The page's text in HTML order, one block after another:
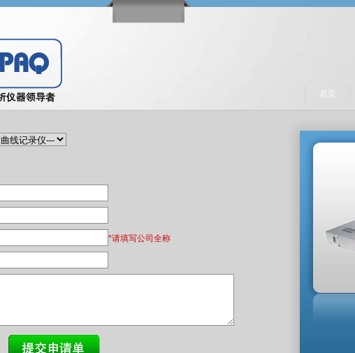
首页
*请填写公司全称